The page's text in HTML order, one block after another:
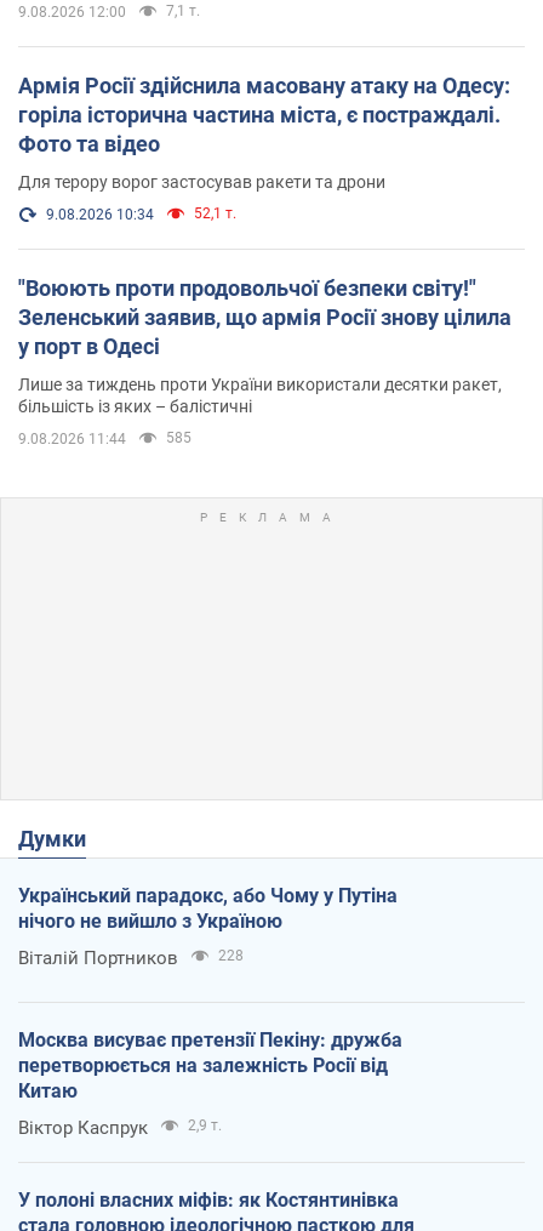
9.08.2026 12:00 7,1 т.
Армія Росії здійснила масовану атаку на Одесу:
горіла історична частина міста, є постраждалі.
Фото та відео
Для терору ворог застосував ракети та дрони
9.08.2026 10:34 52,1 т.
"Воюють проти продовольчої безпеки світу!"
Зеленський заявив, що армія Росії знову цілила
у порт в Одесі
Лише за тиждень проти України використали десятки ракет,
більшість із яких – балістичні
9.08.2026 11:44 585
Думки
Український парадокс, або Чому у Путіна
нічого не вийшло з Україною
Віталій Портников 228
Москва висуває претензії Пекіну: дружба
перетворюється на залежність Росії від
Китаю
Віктор Каспрук 2,9 т.
У полоні власних міфів: як Костянтинівка
стала головною ідеологічною пасткою для